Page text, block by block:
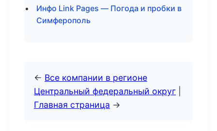
Инфо Link Pages — Погода и пробки в
Симферополь
← Все компании в регионе
Центральный федеральный округ
Главная страница →